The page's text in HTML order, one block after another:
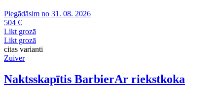
Piegādāsim no 31. 08. 2026
504 €
Likt grozā
Likt grozā
citas varianti
Zuiver
Naktsskapītis BarbierAr riekstkoka